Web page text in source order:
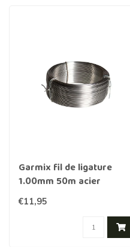
Garmix fil de ligature
1.00mm 50m acier
inoxydable
€11,95